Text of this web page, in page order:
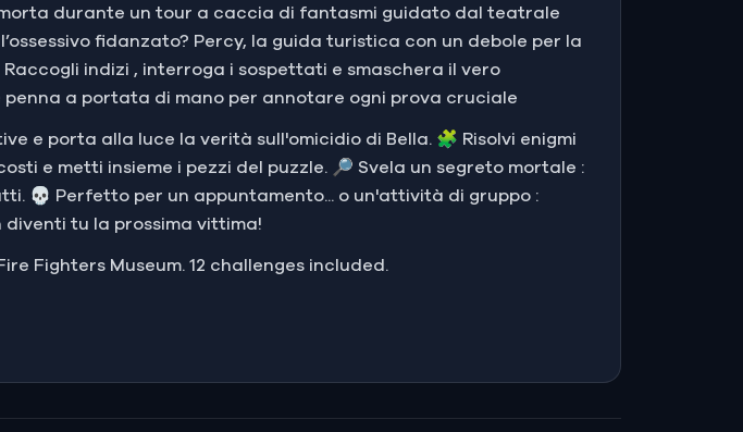
durante un tour a caccia di fantasmi guidato dal teatrale
fidanzato? Percy, la guida turistica con un debole per la
indizi , interroga i sospettati e smaschera il vero
a portata di mano per annotare ogni prova cruciale
e porta alla luce la verità sull'omicidio di Bella. 🧩 Risolvi enigmi
e metti insieme i pezzi del puzzle. 🔎 Svela un segreto mortale :
💀 Perfetto per un appuntamento... o un'attività di gruppo :
tu la prossima vittima!
Fighters Museum. 12 challenges included.